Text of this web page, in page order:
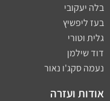
בלה יעקובי
בעז ליפשיץ
גלית וטורי
דוד שילמן
נעמה סקג'ו נאור
אודות ועזרה